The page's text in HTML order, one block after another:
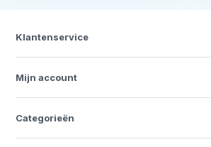
Klantenservice
Mijn account
Categorieën